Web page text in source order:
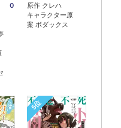
０
原作 クレハ
キャラクター原
案 ボダックス
5位